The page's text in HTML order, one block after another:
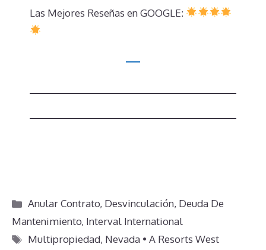
Las Mejores Reseñas en GOOGLE:
Categorías
Anular Contrato, Desvinculación, Deuda De
Mantenimiento, Interval International
Etiquetas
Multipropiedad, Nevada • A Resorts West